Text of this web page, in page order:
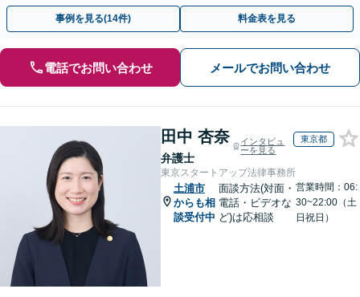
ご契約まで対応可/来所不要】
事例を見る(14件) 料金表を見る
電話でお問い合わせ メールでお問い合わせ
田中 杏奈
弁護士
インタビュ
ーを見る
東京都
東京スタートアップ法律事務所
土浦市
からも相
談受付中
面談方法(対面・
電話・ビデオな
ど)は応相談
営業時間：06:
30~22:00（土
日祝日）